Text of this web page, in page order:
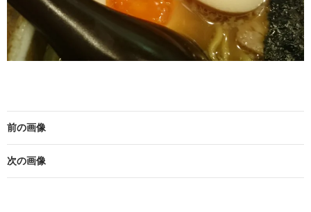
前の画像
次の画像